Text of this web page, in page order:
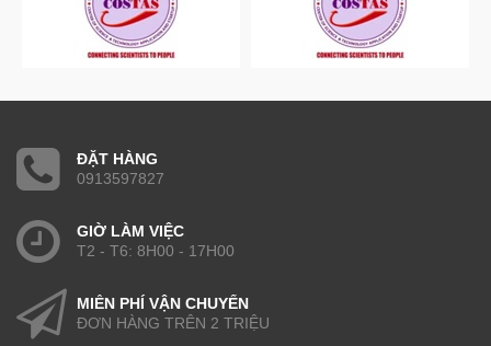
ĐẶT HÀNG
0913597827
GIỜ LÀM VIỆC
T2 - T6: 8H00 - 17H00
MIỄN PHÍ VẬN CHUYỂN
ĐƠN HÀNG TRÊN 2 TRIỆU